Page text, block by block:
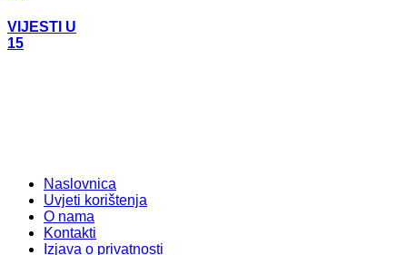
VIJESTI U
15
Naslovnica
Uvjeti korištenja
O nama
Kontakti
Izjava o privatnosti